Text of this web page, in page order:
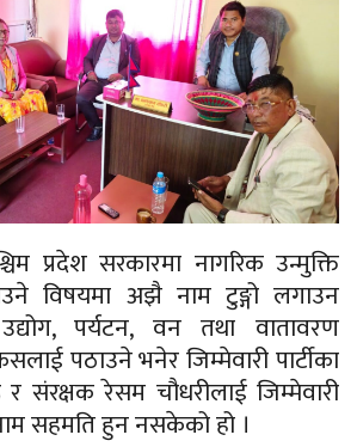
प्रदेश सरकारमा नागरिक उन्मुक्ति
विषयमा अझै नाम टुङ्गो लगाउन
पर्यटन, वन तथा वातावरण
पठाउने भनेर जिम्मेवारी पार्टीका
र संरक्षक रेसम चौधरीलाई जिम्मेवारी
सहमति हुन नसकेको हो ।